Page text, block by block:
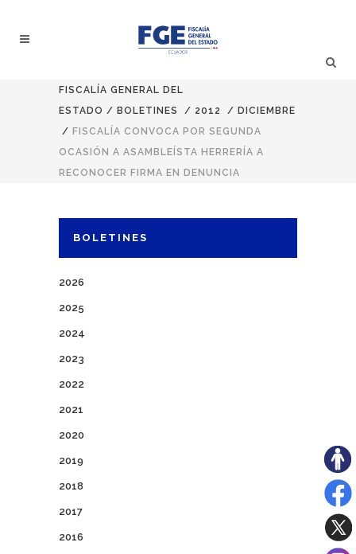
FISCALÍA GENERAL DEL
ESTADO / BOLETINES / 2012 / DICIEMBRE
/ FISCALÍA CONVOCA POR SEGUNDA
OCASIÓN A ASAMBLEÍSTA HERRERÍA A
RECONOCER FIRMA EN DENUNCIA
BOLETINES
2026
2025
2024
2023
2022
2021
2020
2019
2018
2017
2016